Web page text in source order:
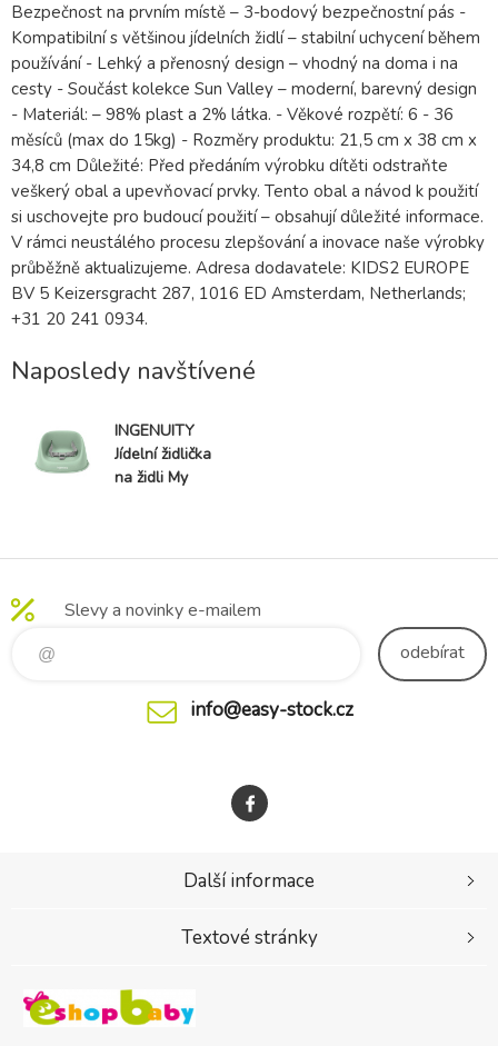
Bezpečnost na prvním místě – 3-bodový bezpečnostní pás -
Kompatibilní s většinou jídelních židlí – stabilní uchycení během
používání - Lehký a přenosný design – vhodný na doma i na
cesty - Součást kolekce Sun Valley – moderní, barevný design
- Materiál: – 98% plast a 2% látka. - Věkové rozpětí: 6 - 36
měsíců (max do 15kg) - Rozměry produktu: 21,5 cm x 38 cm x
34,8 cm Důležité: Před předáním výrobku dítěti odstraňte
veškerý obal a upevňovací prvky. Tento obal a návod k použití
si uschovejte pro budoucí použití – obsahují důležité informace.
V rámci neustálého procesu zlepšování a inovace naše výrobky
průběžně aktualizujeme. Adresa dodavatele: KIDS2 EUROPE
BV 5 Keizersgracht 287, 1016 ED Amsterdam, Netherlands;
+31 20 241 0934.
Naposledy navštívené
INGENUITY
Jídelní židlička
na židli My
Slevy a novinky e-mailem
odebírat
info@easy-stock.cz
Další informace
Textové stránky